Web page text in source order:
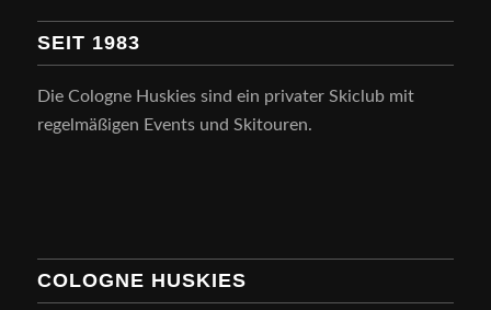
SEIT 1983
Die Cologne Huskies sind ein privater Skiclub mit
regelmäßigen Events und Skitouren.
COLOGNE HUSKIES